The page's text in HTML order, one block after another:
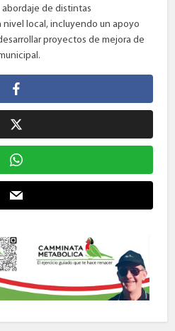
de distintas
local, incluyendo un apoyo
proyectos de mejora de